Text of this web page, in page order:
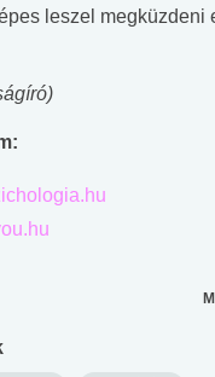
leszel megküzdeni